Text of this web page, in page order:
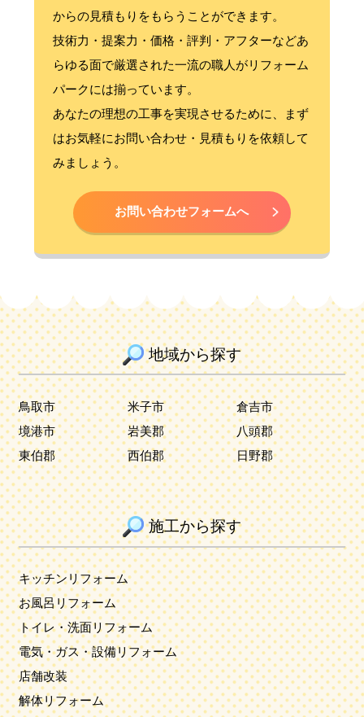
からの見積もりをもらうことができます。
技術力・提案力・価格・評判・アフターなどあ
らゆる面で厳選された一流の職人がリフォーム
パークには揃っています。
あなたの理想の工事を実現させるために、まず
はお気軽にお問い合わせ・見積もりを依頼して
みましょう。
お問い合わせフォームへ
地域から探す
鳥取市 米子市
倉吉市
境港市
岩美郡
八頭郡
東伯郡
西伯郡 日野郡
施工から探す
キッチンリフォーム
お風呂リフォーム
トイレ・洗面リフォーム
電気・ガス・設備リフォーム
店舗改装
解体リフォーム